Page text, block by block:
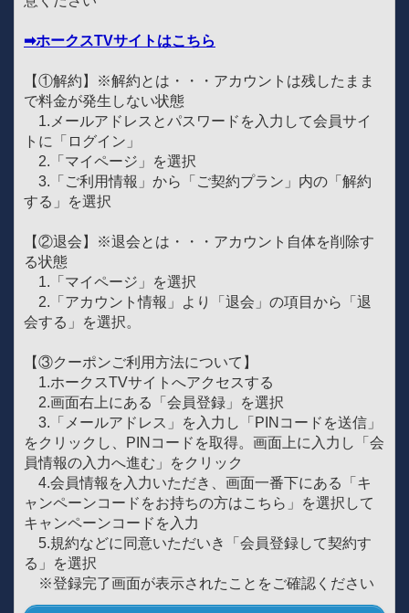
➡ホークスTVサイトはこちら
【①解約】※解約とは・・・アカウントは残したまま
で料金が発生しない状態
1.メールアドレスとパスワードを入力して会員サイ
トに「ログイン」
2.「マイページ」を選択
3.「ご利用情報」から「ご契約プラン」内の「解約
する」を選択
【②退会】※退会とは・・・アカウント自体を削除す
る状態
1.「マイページ」を選択
2.「アカウント情報」より「退会」の項目から「退
会する」を選択。
【③クーポンご利用方法について】
1.ホークスTVサイトへアクセスする
2.画面右上にある「会員登録」を選択
3.「メールアドレス」を入力し「PINコードを送信」
をクリックし、PINコードを取得。画面上に入力し「会
員情報の入力へ進む」をクリック
4.会員情報を入力いただき、画面一番下にある「キ
ャンペーンコードをお持ちの方はこちら」を選択して
キャンペーンコードを入力
5.規約などに同意いただいき「会員登録して契約す
る」を選択
※登録完了画面が表示されたことをご確認ください